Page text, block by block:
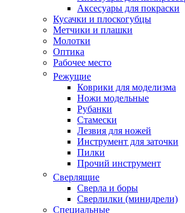
Аксесуары для покраски
Кусачки и плоскогубцы
Метчики и плашки
Молотки
Оптика
Рабочее место
Режущие
Коврики для моделизма
Ножи модельные
Рубанки
Стамески
Лезвия для ножей
Инструмент для заточки
Пилки
Прочий инструмент
Сверлящие
Сверла и боры
Сверлилки (минидрели)
Специальные